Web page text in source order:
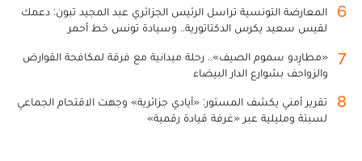
6
المعارضة التونسية تراسل الرئيس الجزائري عبد المجيد تبون: دعمك
لقيس سعيد يكرس الدكتاتورية.. وسيادة تونس خط أحمر
7
«مطارِدو سموم الصيف».. رحلة ميدانية مع فرقة لمكافحة القوارض
والزواحف بشوارع الدار البيضاء
8
تقرير أمني يكشف المستور: «أيادي جزائرية» وجهت الاقتحام الجماعي
لسبتة ومليلية عبر «غرفة قيادة رقمية»